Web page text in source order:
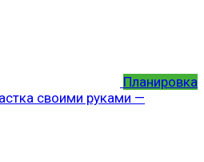
Планировка
своими руками —